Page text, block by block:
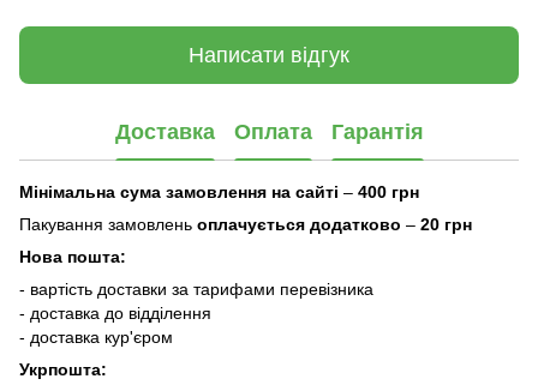
Написати відгук
Доставка Оплата Гарантія
Мінімальна сума замовлення на сайті – 400 грн
Пакування замовлень оплачується додатково – 20 грн
Нова пошта:
- вартість доставки за тарифами перевізника
- доставка до відділення
- доставка кур'єром
Укрпошта: